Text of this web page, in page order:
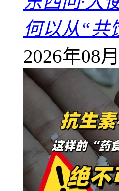
何以从“共
2026年08